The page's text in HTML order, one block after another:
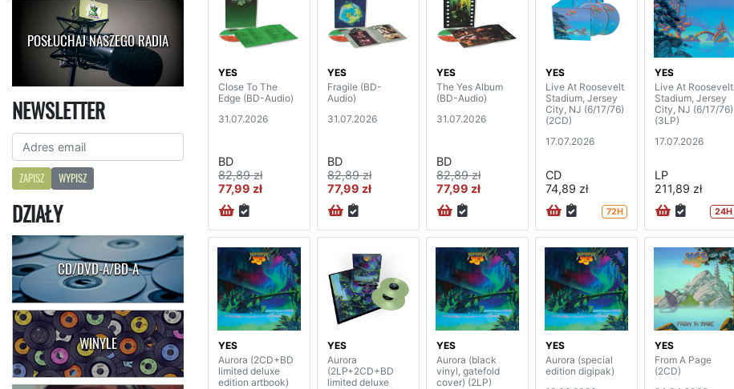
POSŁUCHAJ NASZEGO RADIA
NEWSLETTER
ZAPISZ WYPISZ
DZIAŁY
CD/DVD-A/BD-A
WINYLE
YES
Close To The
Edge (BD-Audio)
31.07.2026
BD
82,89 zł
77,99 zł
YES
Fragile (BD-
Audio)
31.07.2026
BD
82,89 zł
77,99 zł
YES
The Yes Album
(BD-Audio)
31.07.2026
BD
82,89 zł
77,99 zł
YES
Live At Roosevelt
Stadium, Jersey
City, NJ (6/17/76)
(2CD)
17.07.2026
CD
74,89 zł
72H
YES
Live At Roosevelt
Stadium, Jersey
City, NJ (6/17/76)
(3LP)
17.07.2026
LP
211,89 zł
24H
YES
Aurora (2CD+BD
limited deluxe
edition artbook)
YES
Aurora
(2LP+2CD+BD
limited deluxe
YES
Aurora (black
vinyl, gatefold
cover) (2LP)
YES
Aurora (special
edition digipak)
YES
From A Page
(2CD)